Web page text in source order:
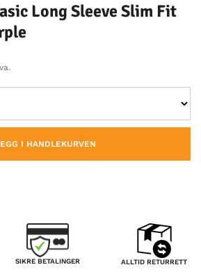
Long Sleeve Slim Fit
I HANDLEKURVEN
SIKRE BETALINGER ALLTID RETURRETT